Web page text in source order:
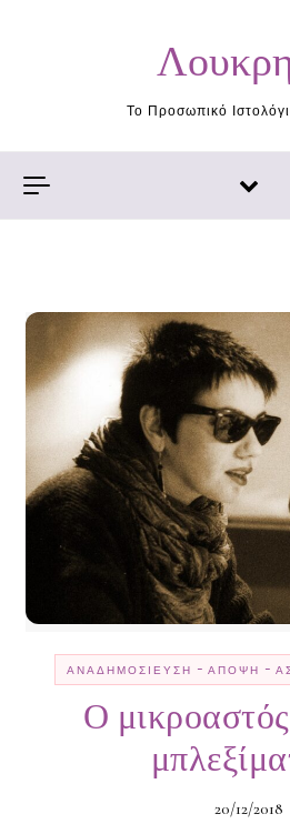
Το Προσωπικό
ΑΝΑΔΗΜΟΣΊΕΥΣΗ - ΆΠΟΨΗ -
Ο μικροαστός
20/12/2018